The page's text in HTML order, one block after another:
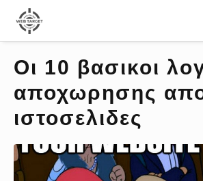
Οι 10 βασικοι
αποχωρησης απο
ιστοσελιδες